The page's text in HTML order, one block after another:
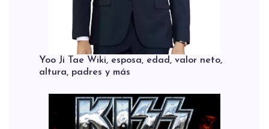
Yoo Ji Tae Wiki, esposa, edad, valor neto,
altura, padres y más